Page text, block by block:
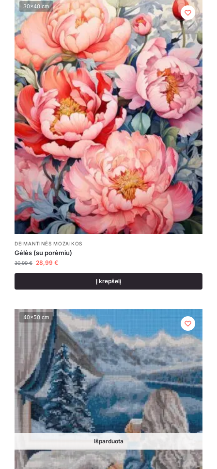
30x40 cm
DEIMANTINĖS MOZAIKOS
Gėlės (su porėmiu)
30,99€ 28,99 €
Į krepšelį
40x50 cm
Išparduota